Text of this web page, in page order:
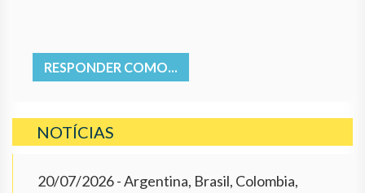
RESPONDER COMO...
NOTÍCIAS
20/07/2026- Argentina, Brasil, Colombia,